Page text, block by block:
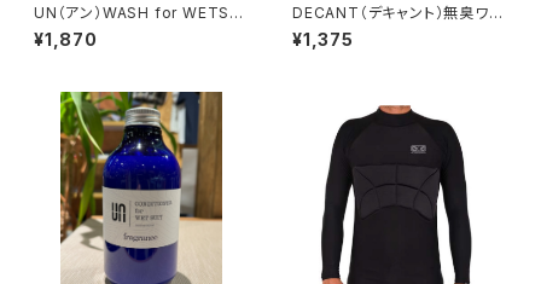
UN（アン）WASH for WETSUI
T fragrance ウェットシャンプ
ー
¥1,870
DECANT（デキャント）無臭ワッ
クスリムーバー
¥1,375